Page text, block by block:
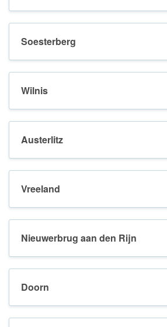
Soesterberg
Wilnis
Austerlitz
Vreeland
Nieuwerbrug aan den Rijn
Doorn